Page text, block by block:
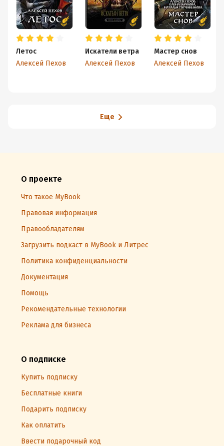
Летос
Алексей Пехов
Искатели ветра
Алексей Пехов
Мастер снов
Алексей Пехов
Еще
О проекте
Что такое MyBook
Правовая информация
Правообладателям
Загрузить подкаст в MyBook и Литрес
Политика конфиденциальности
Документация
Помощь
Рекомендательные технологии
Реклама для бизнеса
О подписке
Купить подписку
Бесплатные книги
Подарить подписку
Как оплатить
Ввести подарочный код